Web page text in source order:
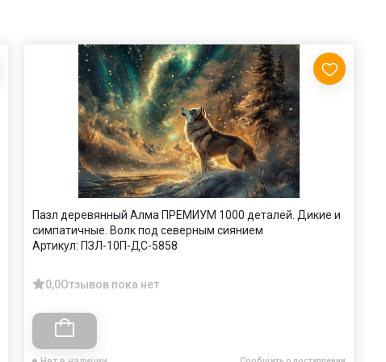
Пазл деревянный Алма ПРЕМИУМ 1000 деталей. Дикие и
симпатичные. Волк под северным сиянием
Артикул: ПЗЛ-10П-ДС-5858
0,0Отзывов пока нет